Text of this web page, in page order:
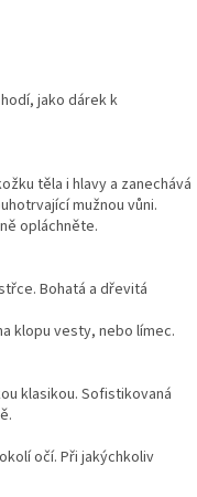
jako dárek k
těla i hlavy a zanechává
mužnou vůni.
opláchněte.
Bohatá a dřevitá
klopu vesty, nebo límec.
klasikou. Sofistikovaná
očí. Při jakýchkoliv